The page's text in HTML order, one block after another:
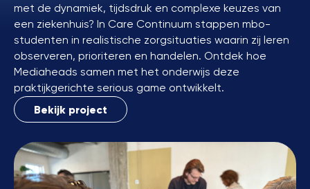
met de dynamiek, tijdsdruk en complexe keuzes van
een ziekenhuis? In Care Continuum stappen mbo-
studenten in realistische zorgsituaties waarin zij leren
observeren, prioriteren en handelen. Ontdek hoe
Mediaheads samen met het onderwijs deze
praktijkgerichte serious game ontwikkelt.
Bekijk project